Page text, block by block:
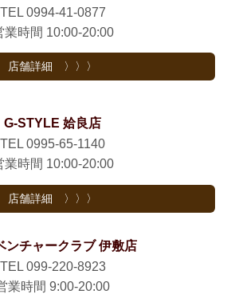
TEL 0994-41-0877
業時間 10:00-20:00
店舗詳細 〉〉〉
G-STYLE 姶良店
TEL 0995-65-1140
業時間 10:00-20:00
店舗詳細 〉〉〉
ンチャークラブ 伊敷店
TEL 099-220-8923
業時間 9:00-20:00